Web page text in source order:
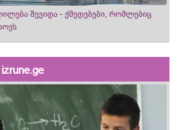
შევიდა - ქმედებები, რომლებიც
izrune.ge